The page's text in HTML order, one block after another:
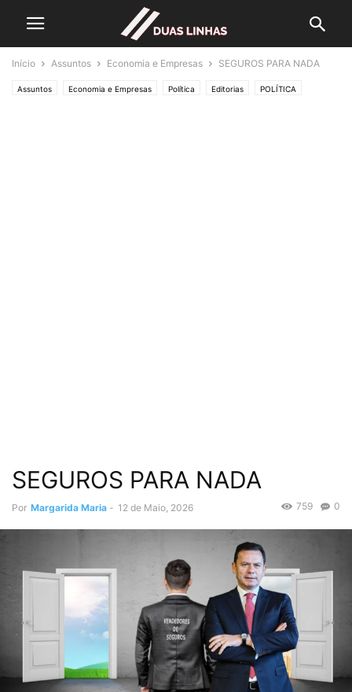
Início Assuntos Economia e Empresas SEGUROS PARA NADA
Assuntos Economia e Empresas Política Editorias POLÍTICA
SEGUROS PARA NADA
Por Margarida Maria - 12 de Maio, 2026 0
759